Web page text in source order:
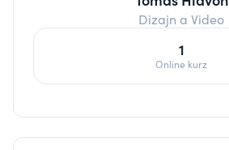
Dizajn a Video
1
Online kurz